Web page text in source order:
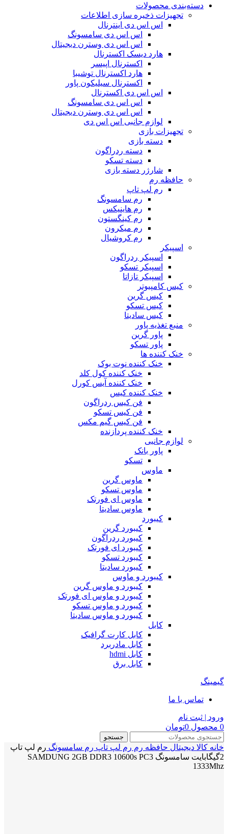
دسته‌بندی محصولات
تجهیزات ذخیره سازی اطلاعات
اس اس دی اینترنال
اس اس دی سامسونگ
اس اس دی وسترن دیجیتال
هارد دیسک اکسترنال
اکسترنال اپیسر
هارد اکسترنال توشیبا
اکسترنال سیلیکون پاور
اس اس دی اکسترنال
اس اس دی سامسونگ
اس اس دی وسترن دیجیتال
لوازم جانبی اس اس دی
تجهیزات بازی
دسته بازی
دسته ردراگون
دسته تسکو
شارژر دسته بازی
حافظه رم
رم لپ تاپ
رم سامسونگ
رم هاینیکس
رم کینگستون
رم میکرون
رم کروشیال
اسپیکر
اسپیکر ردراگون
اسپیکر تسکو
اسپیکر تازاتا
کیس کامپیوتر
کیس گرین
کیس تسکو
کیس سادیتا
منبع تغذیه‌ پاور
پاور گرین
پاور تسکو
خنک کننده ها
خنک کننده نوت بوک
خنک کننده کول کلد
خنک کننده آیس کورل
خنک کننده کیس
فن کیس ردراگون
فن کیس تسکو
فن کیس گیم مکس
خنک کننده پردازنده
لوازم جانبی
پاور بانک
تسکو
ماوس
ماوس گرین
ماوس تسکو
ماوس ای فورتک
ماوس سادیتا
کیبورد
کیبورد گرین
کیبورد ردراگون
کیبورد ای فورتک
کیبورد تسکو
کیبورد سادیتا
کیبورد و ماوس
کیبورد و ماوس گرین
کیبورد و ماوس ای فورتک
کیبورد و ماوس تسکو
کیبورد و ماوس سادیتا
کابل
کابل کارت گرافیک
کابل مادربرد
کابل hdmi
کابل برق
گیمینگ
تماس با ما
ورود | ثبت نام
0 محصول 0تومان
جستجو
خانه کالا دیجیتال حافظه رم رم لپ تاپ رم سامسونگ رم لپ تاپ
2گیگابایت سامسونگ SAMDUNG 2GB DDR3 10600s PC3
1333Mhz